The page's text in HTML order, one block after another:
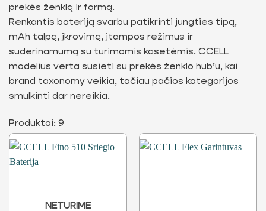
prekės ženklą ir formą.
Renkantis bateriją svarbu patikrinti jungties tipą,
mAh talpą, įkrovimą, įtampos režimus ir
suderinamumą su turimomis kasetėmis. CCELL
modelius verta susieti su prekės ženklo hub’u, kai
brand taxonomy veikia, tačiau pačios kategorijos
smulkinti dar nereikia.
Produktai: 9
NETURIME